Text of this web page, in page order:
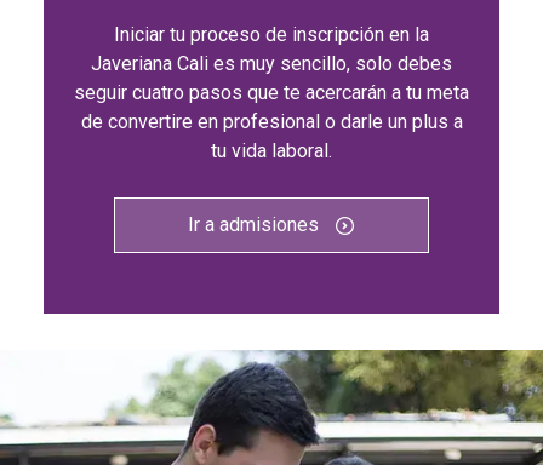
Iniciar tu proceso de inscripción en la
Javeriana Cali es muy sencillo, solo debes
seguir cuatro pasos que te acercarán a tu meta
de convertire en profesional o darle un plus a
tu vida laboral.
Ir a admisiones